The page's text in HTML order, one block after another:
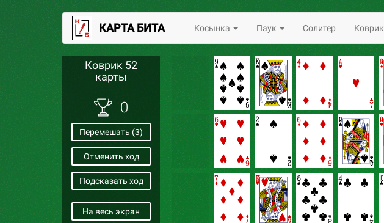
КАРТА БИТА Косынка Паук Солитер Коврик
Коврик 52
карты
0
Перемешать (3)
Отменить ход
Подсказать ход
На весь экран